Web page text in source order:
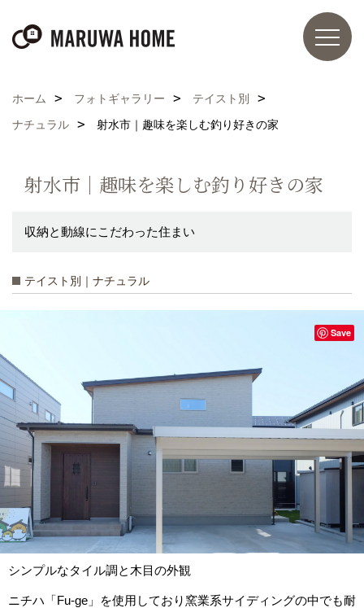
ホーム フォトギャラリー
テイスト別
ナチュラル
射水市｜趣味を楽しむ釣り好きの家
射水市｜趣味を楽しむ釣り好きの家
収納と動線にこだわった住まい
テイスト別｜ナチュラル
シンプルなタイル調と木目の外観
ニチハ「Fu-ge」を使用しており窯業系サイディングの中でも耐
Save